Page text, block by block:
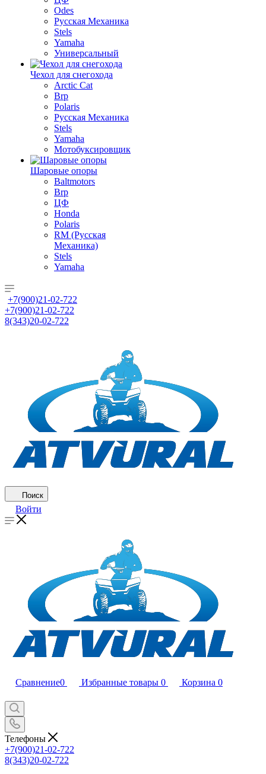
Odes
Русская Механика
Stels
Yamaha
Универсальный
Чехол для снегохода
Arctic Cat
Brp
Polaris
Русская Механика
Stels
Yamaha
Мотобуксировщик
Шаровые опоры
Baltmotors
Brp
ЦФ
Honda
Polaris
RM (Русская
Механика)
Stels
Yamaha
+7(900)21-02-722
+7(900)21-02-722
8(343)20-02-722
Поиск
Войти
Сравнение0 Избранные товары 0 Корзина 0
Телефоны
+7(900)21-02-722
8(343)20-02-722